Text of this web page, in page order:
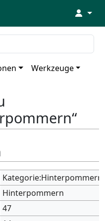
↓
Werkzeuge
Kategorie:Hinterpommern
Hinterpommern
47